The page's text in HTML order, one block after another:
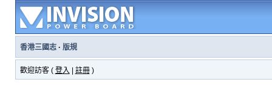
香港三國志· 版規
歡迎訪客 ( 登入 註冊)